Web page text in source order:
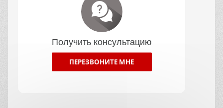
Получить консультацию
ПЕРЕЗВОНИТЕ МНЕ